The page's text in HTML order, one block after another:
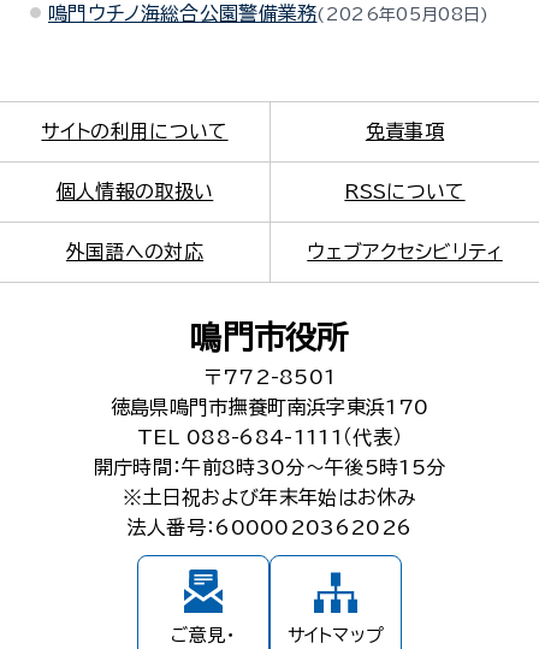
鳴門ウチノ海総合公園警備業務 2026年05月08日
サイトの利用について 免責事項
個人情報の取扱い RSSについて
外国語への対応 ウェブアクセシビリティ
鳴門市役所
〒772-8501
徳島県鳴門市撫養町南浜字東浜170
TEL 088-684-1111（代表）
開庁時間：午前8時30分～午後5時15分
※土日祝および年末年始はお休み
法人番号：6000020362026
ご意見・ サイトマップ